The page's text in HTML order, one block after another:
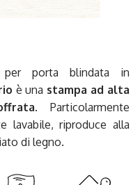
porta blindata in
è una stampa ad alta
. Particolarmente
lavabile, riproduce alla
di legno.